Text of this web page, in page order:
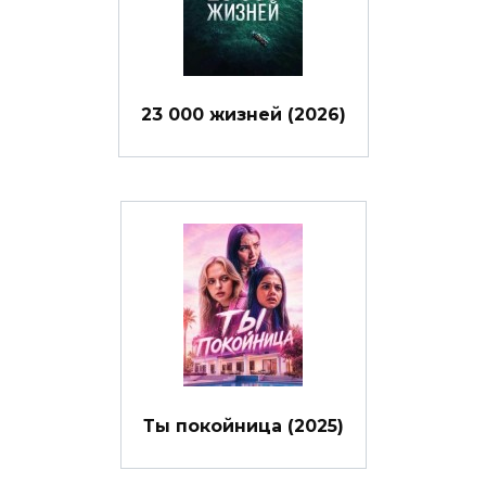
23 000 жизней (2026)
Ты покойница (2025)